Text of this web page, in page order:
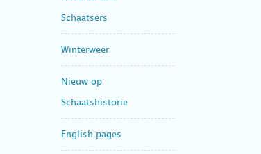
Schaatsers
Winterweer
Nieuw op
Schaatshistorie
English pages